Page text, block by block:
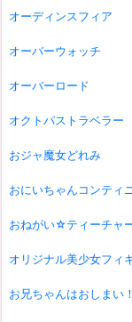
オーディンスフィア
オーバーウォッチ
オーバーロード
オクトパストラベラー
おジャ魔女どれみ
おにいちゃんコンティ
おねがい☆ティーチャ
オリジナル美少女フィ
お兄ちゃんはおしまい！